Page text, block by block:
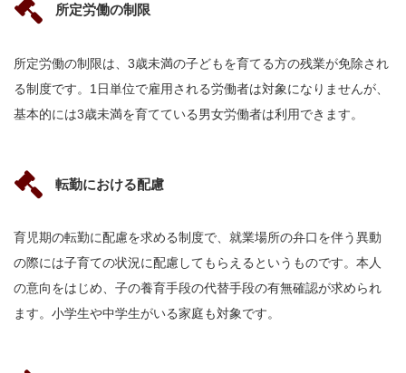
所定労働の制限
所定労働の制限は、3歳未満の子どもを育てる方の残業が免除され
る制度です。1日単位で雇用される労働者は対象になりませんが、
基本的には3歳未満を育てている男女労働者は利用できます。
転勤における配慮
育児期の転勤に配慮を求める制度で、就業場所の弁口を伴う異動
の際には子育ての状況に配慮してもらえるというものです。本人
の意向をはじめ、子の養育手段の代替手段の有無確認が求められ
ます。小学生や中学生がいる家庭も対象です。